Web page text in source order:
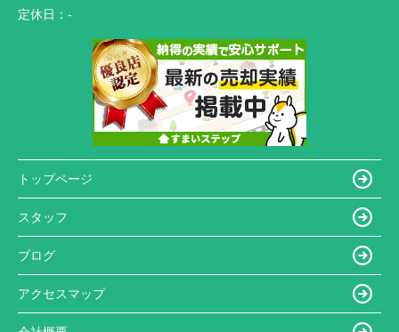
定休日： -
トップページ
スタッフ
ブログ
アクセスマップ